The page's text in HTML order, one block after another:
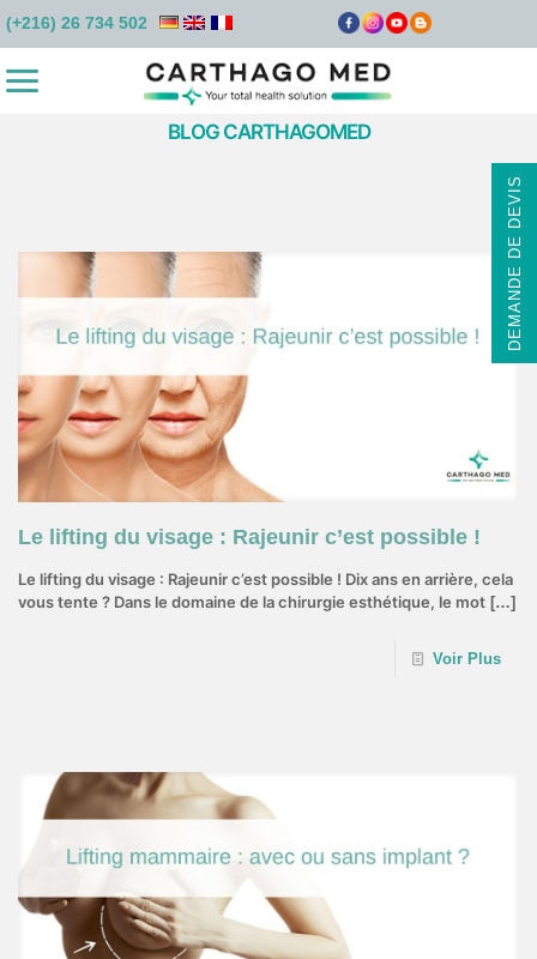
DEMANDE DE DEVIS
(+216) 26 734 502
BLOG CARTHAGOMED
Le lifting du visage : Rajeunir c’est possible !
Le lifting du visage : Rajeunir c’est possible ! Dix ans en arrière, cela
vous tente ? Dans le domaine de la chirurgie esthétique, le mot […]
Voir Plus